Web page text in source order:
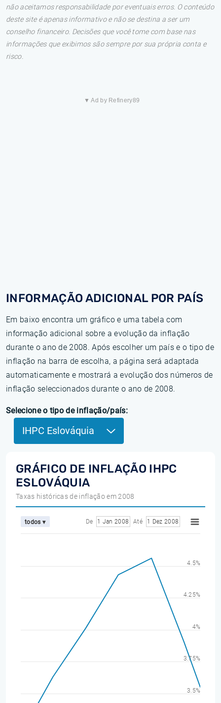
não aceitamos responsabilidade por eventuais erros. O conteúdo
deste site é apenas informativo e não se destina a ser um
conselho financeiro. Decisões que você tome com base nas
informações que exibimos são sempre por sua própria conta e
risco.
▼ Ad by Refinery89
INFORMAÇÃO ADICIONAL POR PAÍS
Em baixo encontra um gráfico e uma tabela com
informação adicional sobre a evolução da inflação
durante o ano de 2008. Após escolher um país e o tipo de
inflação na barra de escolha, a página será adaptada
automaticamente e mostrará a evolução dos números de
inflação seleccionados durante o ano de 2008.
Selecione o tipo de inflação/país:
IHPC Eslováquia
GRÁFICO DE INFLAÇÃO IHPC
ESLOVÁQUIA
Taxas históricas de inflação em 2008
todos ▾ De 1 Jan 2008 Até 1 Dez 2008
3.5%
3.75%
4%
4.25%
4.5%